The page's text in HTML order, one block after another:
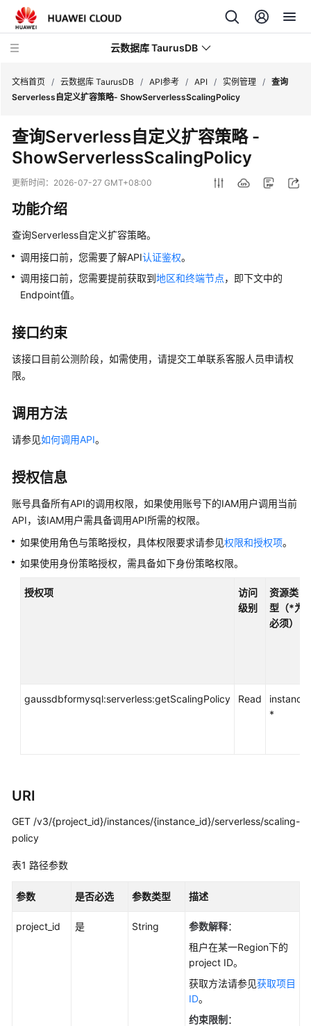
云数据库 TaurusDB
最
新
态
服
务
告
品
绍
费
明
快
入
门
内
核
绍
最
能
白
书
参
文档首页 / 云数据库 TaurusDB / API参考 / API / 实例管理 / 查询
Serverless自定义扩容策略- ShowServerlessScalingPolicy
查询Serverless自定义扩容策略-
ShowServerlessScalingPolicy
更新时间： 2026-07-27 GMT+08:00
功能介绍
查询Serverless自定义扩容策略。
调用接口前，您需要了解API认证鉴权。
调用接口前，您需要提前获取到地区和终端节点，即下文中的
Endpoint值。
接口约束
该接口目前公测阶段，如需使用，请提交工单联系客服人员申请权
限。
调用方法
请参见如何调用API。
授权信息
账号具备所有API的调用权限，如果使用账号下的IAM用户调用当前
API，该IAM用户需具备调用API所需的权限。
如果使用角色与策略授权，具体权限要求请参见权限和授权项。
如果使用身份策略授权，需具备如下身份策略权限。
授权项
访问
级别
资源类
型（*为
必须）
gaussdbformysql:serverless:getScalingPolicy Read
instance
*
URI
GET /v3/{project_id}/instances/{instance_id}/serverless/scaling-
policy
表1 路径参数
参数 是否必选 参数类型 描述
project_id 是 String 参数解释：
租户在某一Region下的
project ID。
获取方法请参见获取项目
ID。
约束限制 ：